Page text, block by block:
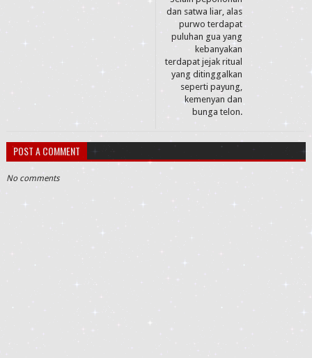
dan satwa liar, alas
purwo terdapat
puluhan gua yang
kebanyakan
terdapat jejak ritual
yang ditinggalkan
seperti payung,
kemenyan dan
bunga telon.
POST A COMMENT
No comments